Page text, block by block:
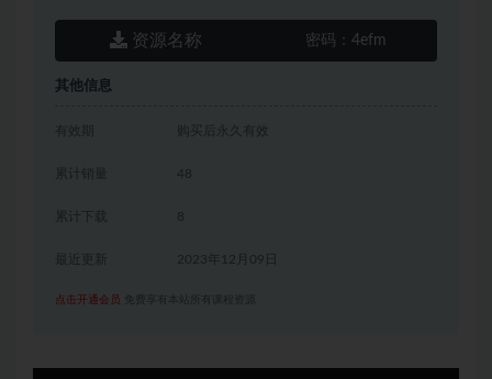
资源名称 密码：4efm
其他信息
有效期 购买后永久有效
累计销量 48
累计下载 8
2023年12月09日
点击开通会员 免费享有本站所有课程资源